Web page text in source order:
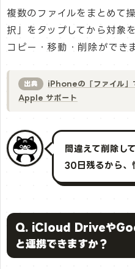
複数のファイルをまとめて
択」をタップしてから対象
コピー・移動・削除ができま
出典
iPhoneの「ファイル」
Apple サポート
間違えて削除し
30日残るから、
Q. iCloud Driveや
と連携できますか？